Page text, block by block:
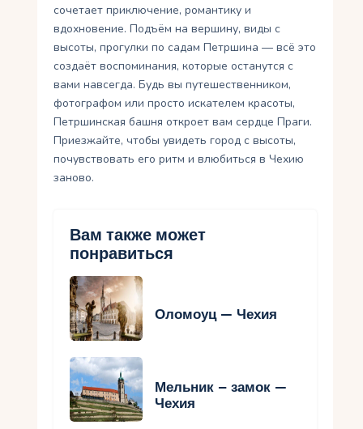
сочетает приключение, романтику и
вдохновение. Подъём на вершину, виды с
высоты, прогулки по садам Петршина — всё это
создаёт воспоминания, которые останутся с
вами навсегда. Будь вы путешественником,
фотографом или просто искателем красоты,
Петршинская башня откроет вам сердце Праги.
Приезжайте, чтобы увидеть город с высоты,
почувствовать его ритм и влюбиться в Чехию
заново.
Вам также может
понравиться
Оломоуц — Чехия
Мельник – замок —
Чехия